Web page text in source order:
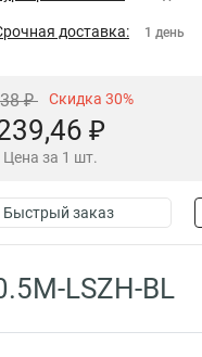
доставка: 1 день
₽ Скидка 30%
₽
Цена за 1 шт.
Быстрый заказ
LSZH-BL